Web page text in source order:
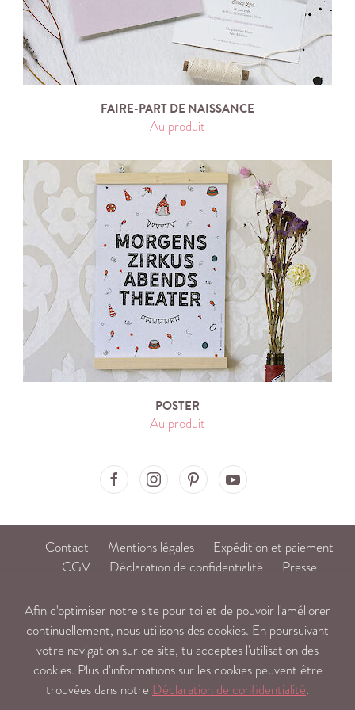
FAIRE-PART DE NAISSANCE
Au produit
POSTER
Au produit
Ma'Loulou on FacebookMa'Loulou on InstagramMa'Loulou on PinterestMa'Loulou on Youtube
Contact Mentions légales
Expédition et paiement
CGV
Déclaration de confidentialité
Presse
/ FR
mail@maloulou.ch© Ma'Loulou
Afin d'optimiser notre site pour toi et de pouvoir l'améliorer
continuellement, nous utilisons des cookies. En poursuivant
votre navigation sur ce site, tu acceptes l'utilisation des
cookies. Plus d'informations sur les cookies peuvent être
trouvées dans notre Déclaration de confidentialité.